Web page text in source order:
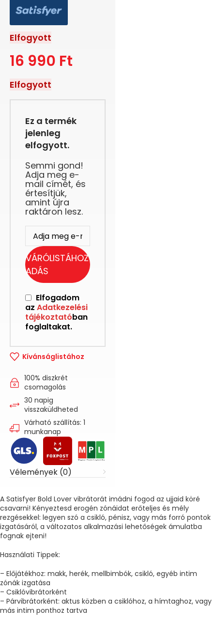
Elfogyott
16 990 Ft
Elfogyott
Ez a termék
jelenleg
elfogyott.
Semmi gond!
Adja meg e-
mail címét, és
értesítjük,
amint újra
raktáron lesz.
VÁRÓLISTÁHOZ
ADÁS
Elfogadom
az Adatkezelési
tájékoztatóban
foglaltakat.
Kívánságlistához
100% diszkrét
csomagolás
30 napig
visszaküldheted
Várható szállítás: 1
munkanap
Vélemények (0)
A Satisfyer Bold Lover vibrátorát imádni fogod az ujjaid köré
csavarni! Kényeztesd erogén zónáidat erőteljes és mély
rezgésekkel: legyen szó a csikló, pénisz, vagy más forró pontok
izgatásáról, a változatos alkalmazási lehetőségek ámulatba
fognak ejteni!
Használati Tippek:
– Előjátékhoz: makk, herék, mellbimbók, csikló, egyéb intim
zónák izgatása
– Csiklóvibrátorként
– Párvibrátorként: aktus közben a csiklóhoz, a hímtaghoz, vagy
más intim ponthoz tartva